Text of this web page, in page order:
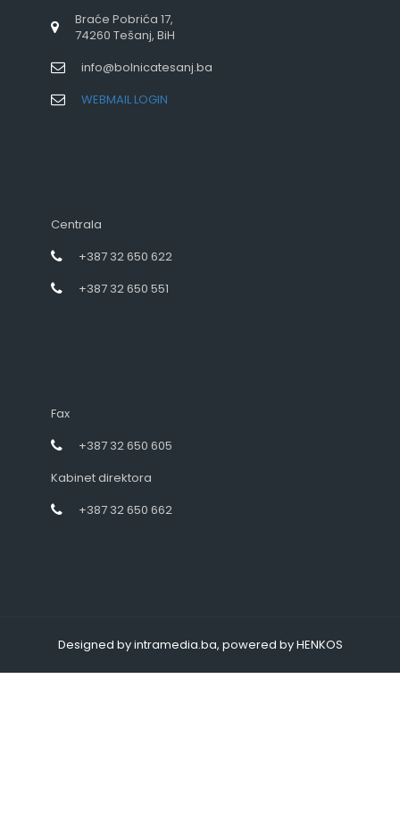
Braće Pobrića 17,
74260 Tešanj, BiH
info@bolnicatesanj.ba
WEBMAIL LOGIN
Centrala
+387 32 650 622
+387 32 650 551
Fax
+387 32 650 605
Kabinet direktora
+387 32 650 662
Designed by intramedia.ba, powered by HENKOS